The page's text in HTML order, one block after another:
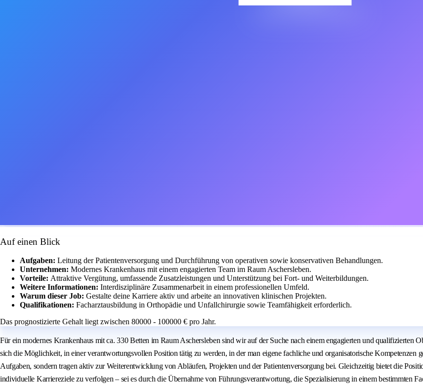
Auf einen Blick
Aufgaben: Leitung der Patientenversorgung und Durchführung von operativen sowie konservativen Behandlungen.
Unternehmen: Modernes Krankenhaus mit einem engagierten Team im Raum Aschersleben.
Vorteile: Attraktive Vergütung, umfassende Zusatzleistungen und Unterstützung bei Fort- und Weiterbildungen.
Weitere Informationen: Interdisziplinäre Zusammenarbeit in einem professionellen Umfeld.
Warum dieser Job: Gestalte deine Karriere aktiv und arbeite an innovativen klinischen Projekten.
Qualifikationen: Facharztausbildung in Orthopädie und Unfallchirurgie sowie Teamfähigkeit erforderlich.
Das prognostizierte Gehalt liegt zwischen 80000 - 100000 € pro Jahr.
Für ein modernes Krankenhaus mit ca. 330 Betten im Raum Aschersleben sind wir auf der Suche nach einem engagierten und
sich die Möglichkeit, in einer verantwortungsvollen Position tätig zu werden, in der man eigene fachliche und organisatorische Kompetenzen
Aufgaben, sondern tragen aktiv zur Weiterentwicklung von Abläufen, Projekten und der Patientenversorgung bei. Gleichzeitig bietet die
individuelle Karriereziele zu verfolgen – sei es durch die Übernahme von Führungsverantwortung, die Spezialisierung in einem bestimmten